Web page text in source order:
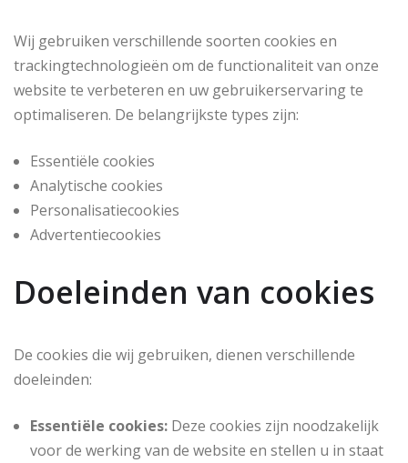
Wij gebruiken verschillende soorten cookies en
trackingtechnologieën om de functionaliteit van onze
website te verbeteren en uw gebruikerservaring te
optimaliseren. De belangrijkste types zijn:
Essentiële cookies
Analytische cookies
Personalisatiecookies
Advertentiecookies
Doeleinden van cookies
De cookies die wij gebruiken, dienen verschillende
doeleinden:
Essentiële cookies: Deze cookies zijn noodzakelijk
voor de werking van de website en stellen u in staat